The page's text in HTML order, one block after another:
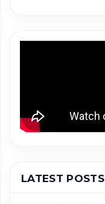
LATEST POSTS